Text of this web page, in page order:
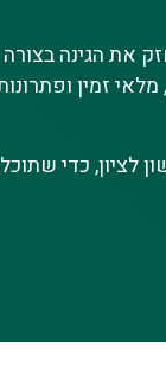
את הגינה
זמין
לציון, כדי